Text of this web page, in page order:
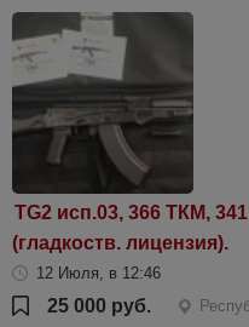
TG2 исп.03, 366 ТКМ,
(гладкоств. лицензия).
12 Июля, в 12:46
25 000 руб.